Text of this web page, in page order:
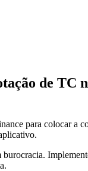
de TC
para colocar a